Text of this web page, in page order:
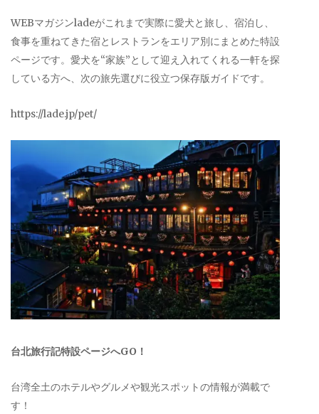
WEBマガジンladeがこれまで実際に愛犬と旅し、宿泊し、
食事を重ねてきた宿とレストランをエリア別にまとめた特設
ページです。愛犬を“家族”として迎え入れてくれる一軒を探
している方へ、次の旅先選びに役立つ保存版ガイドです。
https://lade.jp/pet/
台北旅行記特設ページへGO！
台湾全土のホテルやグルメや観光スポットの情報が満載で
す！